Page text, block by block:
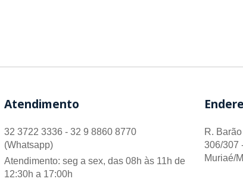
Atendimento
32 3722 3336 - 32 9 8860 8770
(Whatsapp)
Atendimento: seg a sex, das 08h às 11h de
12:30h a 17:00h
R.
306/307
Muriaé/